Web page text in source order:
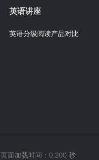
英语讲座
英语分级阅读产品对比
. 页面加载时间：0.200 秒